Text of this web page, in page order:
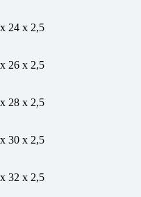
24 x 2,5
26 x 2,5
28 x 2,5
30 x 2,5
32 x 2,5